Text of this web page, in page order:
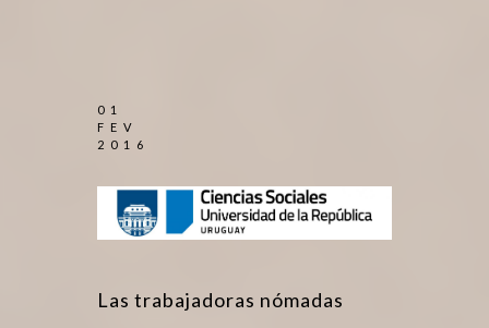
01
FEV
2016
Las trabajadoras nómadas